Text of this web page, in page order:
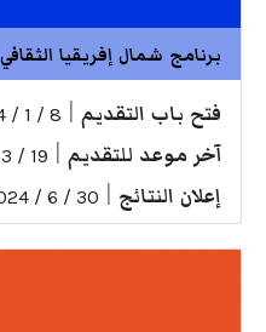
برنامج شمال إفريقيا
فتح باب التقديم 8 / 1 / 2024
آخر موعد للتقديم 19 / 3 / 2024
إعلان النتائج 30 / 6 / 2024